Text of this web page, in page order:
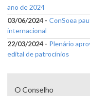
ano de 2024
03/06/2024 - ConSoea
internacional
22/03/2024 - Plenário
edital de patrocínios
com
O Conselho